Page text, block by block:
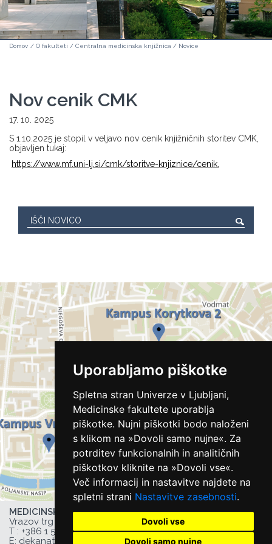
Uporabljamo piškotke
Spletna stran Univerze v Ljubljani,
Medicinske fakultete uporablja
piškotke. Nujni piškotki bodo naloženi
s klikom na »Dovoli samo nujne«. Za
potrditev funkcionalnih in analitičnih
piškotkov kliknite na »Dovoli vse«.
Več informacij in nastavitve najdete na
spletni strani Nastavitve zasebnosti.
Dovoli vse
Dovoli samo nujne
Domov / O fakulteti / Centralna medicinska knjižnica / Novice
Nov cenik CMK
17. 10. 2025
S 1.10.2025 je stopil v veljavo nov cenik knjižničnih storitev CMK,
objavljen tukaj:
https://www.mf.uni-lj.si/cmk/storitve-knjiznice/cenik.
MEDICINSKA FAKULTETA UL,
Vrazov trg 2, 1000 Ljubljana, Slovenija,
T : +386 1 543 77 00, F: +386 1 543 77 01,
E: dekanat@mf.uni-lj.si